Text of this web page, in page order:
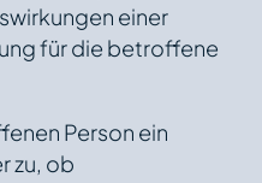
einer
für die betroffene
Person ein
zu, ob